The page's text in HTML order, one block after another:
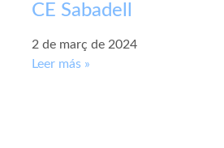
CE Sabadell
2 de març de 2024
Leer más »